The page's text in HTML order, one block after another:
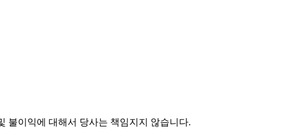
불이익에 대해서 당사는 책임지지 않습니다.